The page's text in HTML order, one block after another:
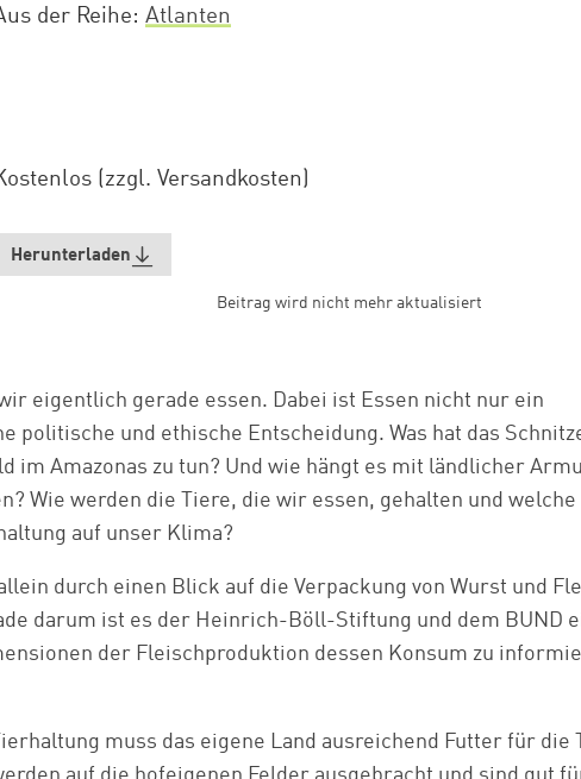
der Reihe Atlanten
(zzgl. Versandkosten)
Herunterladen
Beitrag wird nicht mehr aktualisiert
eigentlich gerade essen. Dabei ist Essen nicht nur ein
politische und ethische Entscheidung. Was hat das
im Amazonas zu tun? Und wie hängt es mit ländlicher
Wie werden die Tiere, die wir essen, gehalten und welche
auf unser Klima?
durch einen Blick auf die Verpackung von Wurst und
darum ist es der Heinrich-Böll-Stiftung und dem BUND
der Fleischproduktion dessen Konsum zu
muss das eigene Land ausreichend Futter für die